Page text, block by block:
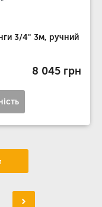
3/4" 3м, ручний
8 045 грн